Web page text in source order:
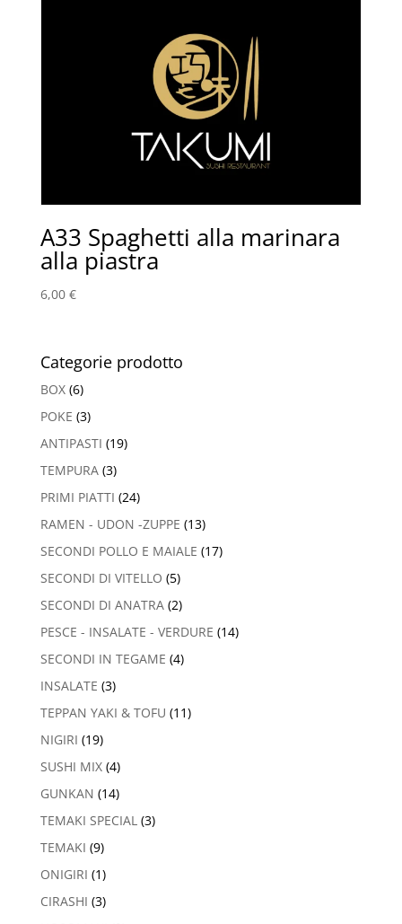
A33 Spaghetti alla marinara
alla piastra
6,00 €
Categorie prodotto
BOX (6)
POKE (3)
ANTIPASTI (19)
TEMPURA (3)
PRIMI PIATTI (24)
RAMEN - UDON -ZUPPE (13)
SECONDI POLLO E MAIALE (17)
SECONDI DI VITELLO (5)
SECONDI DI ANATRA (2)
PESCE - INSALATE - VERDURE (14)
SECONDI IN TEGAME (4)
INSALATE (3)
TEPPAN YAKI & TOFU (11)
NIGIRI (19)
SUSHI MIX (4)
GUNKAN (14)
TEMAKI SPECIAL (3)
TEMAKI (9)
ONIGIRI (1)
CIRASHI (3)